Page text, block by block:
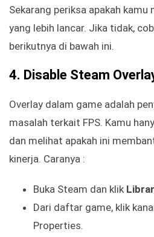
Sekarang periksa apakah
yang lebih lancar. Jika tidak,
berikutnya di bawah ini.
4. Disable Steam
Overlay dalam game adalah
masalah terkait FPS. Kamu
dan melihat apakah ini
kinerja. Caranya :
Buka Steam dan klik
Dari daftar game, klik
Properties.